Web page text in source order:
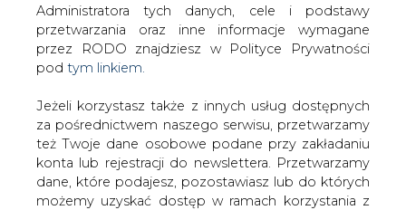
WŁĄCZ CIRE.TV
Administratora tych danych, cele i podstawy
przetwarzania oraz inne informacje wymagane
przez RODO znajdziesz w Polityce Prywatności
pod tym linkiem.
Jeżeli korzystasz także z innych usług dostępnych
za pośrednictwem naszego serwisu, przetwarzamy
też Twoje dane osobowe podane przy zakładaniu
konta lub rejestracji do newslettera. Przetwarzamy
dane, które podajesz, pozostawiasz lub do których
możemy uzyskać dostęp w ramach korzystania z
Strona główna MATERIAŁY PROBLEMOWE /
World
Energy Outlook 2018 - streszczenie (PL)